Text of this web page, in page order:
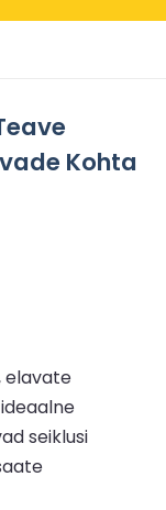
Kohta
elavate
seiklusi